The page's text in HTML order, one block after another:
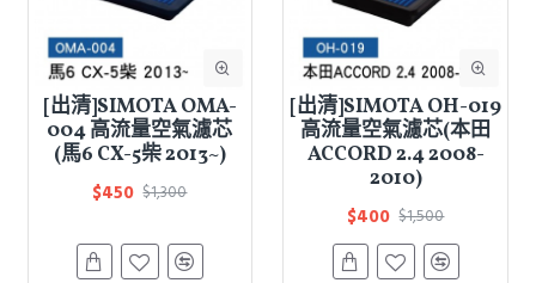
[出清]SIMOTA OMA-
004 高流量空氣濾芯
(馬6 CX-5柴 2013~)
$450 $1,300
[出清]SIMOTA OH-019
高流量空氣濾芯(本田
ACCORD 2.4 2008-
2010)
$400 $1,500